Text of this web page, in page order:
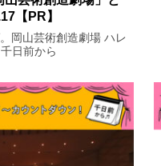
【PR】
岡山芸術創造劇場 ハレ
日前から